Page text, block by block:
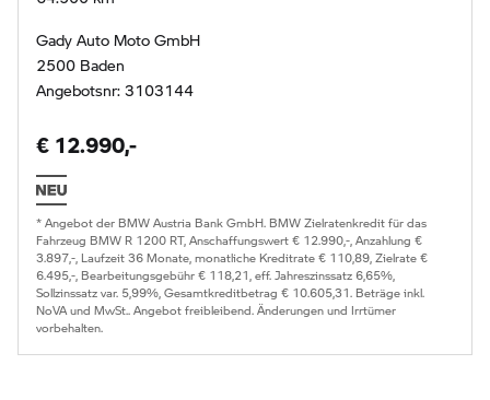
Gady Auto Moto GmbH
2500 Baden
Angebotsnr: 3103144
€ 12.990,-
* Angebot der BMW Austria Bank GmbH. BMW Zielratenkredit für das
Fahrzeug BMW R 1200 RT, Anschaffungswert € 12.990,-, Anzahlung €
3.897,-, Laufzeit 36 Monate, monatliche Kreditrate € 110,89, Zielrate €
6.495,-, Bearbeitungsgebühr € 118,21, eff. Jahreszinssatz 6,65%,
Sollzinssatz var. 5,99%, Gesamtkreditbetrag € 10.605,31. Beträge inkl.
NoVA und MwSt.. Angebot freibleibend. Änderungen und Irrtümer
vorbehalten.